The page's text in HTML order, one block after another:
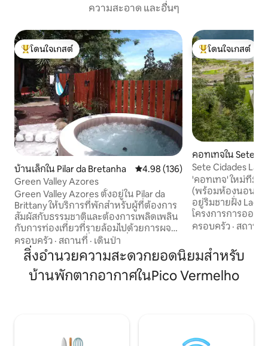
ความสะอาด และอื่นๆ
โดนใจเกสต์ที่สุด
โดนใจเกสต์
บ้านเล็กใน Pilar da Bretanha คะแนนเฉลี่ย 4.98 จาก 5, 136 รีวิว
4.98 (136)
Green Valley Azores
Green Valley Azores ตั้งอยู่ใน Pilar da
Brittany ให้บริการที่พักสำหรับผู้ที่ต้องการ
สัมผัสกับธรรมชาติและต้องการเพลิดเพลิน
กับการท่องเที่ยวที่รายล้อมไปด้วยการผจญ
ภัยและการค้นพบที่พักให้วิวที่ไม่เหมือนใคร
และได้รับสิทธิพิเศษเหนือหุบเขาธรรมชาติสี
เขียว กรีนวัลเลย์อยู่ห่างจากเมือง Ponta
Delgada 30 กม. The Ferraria Baths,
Monasteries and Sete Cidades. พื้นที่
ครอบครัว · สถานที่ · เดินป่า
โดนใจเกสต์ที่สุด
โดนใจเกสต์
คอทเทจใน Sete
Sete Cidades
ทะเลสาบ
'คอทเทจ' ใหม่ที่มีเ
(พร้อมห้องนอนพร้
อยู่ริมชายฝั่ง
โครงการการออก
ออกแบบมาอย่าง
รับประโยชน์จาก
กูน ตั้งอยู่ในสภา
เหมือนใครซึ่งมีคว
สภาพแวดล้อมทาง
ครอบครัว · สถานที่
สิ่งอำนวยความสะดวกยอดนิยมสำหรับ
บ้านพักตากอากาศในPico Vermelho